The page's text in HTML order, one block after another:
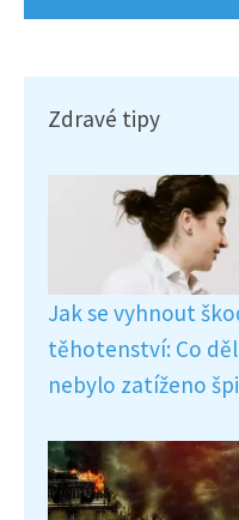
Zdravé tipy
Jak se vyhnout
těhotenství: Co
nebylo zatíženo